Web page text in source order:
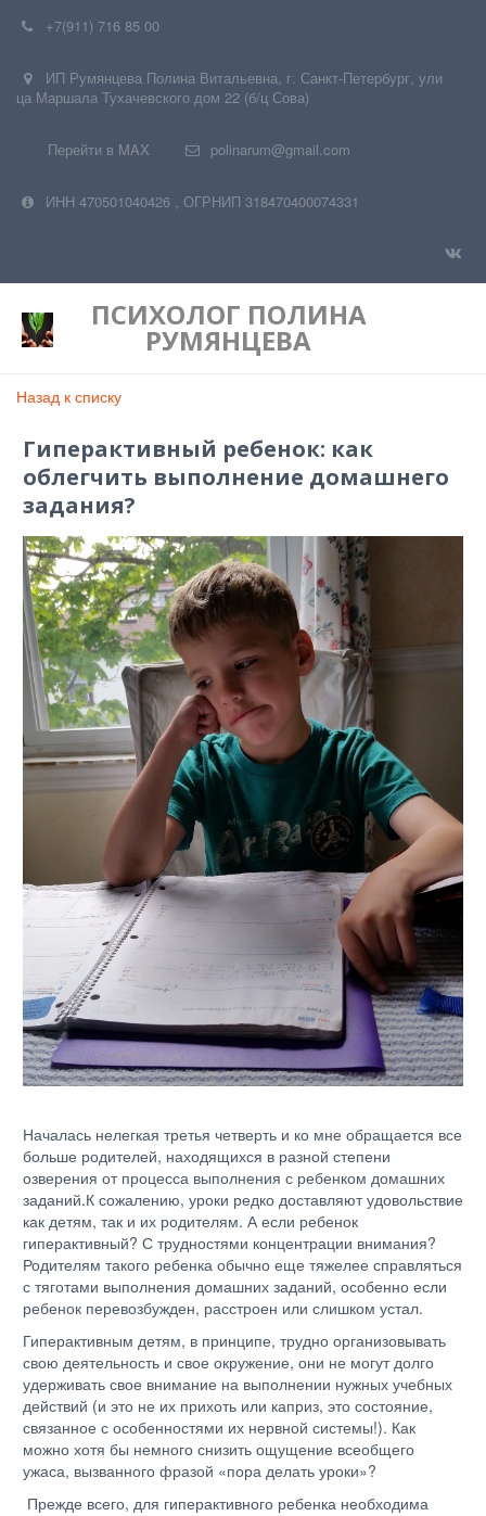
+7(911) 716 85 00
ИП Румянцева Полина Витальевна, г. Санкт-Петербург, ули
ца Маршала Тухачевского дом 22 (б/ц Сова)
Перейти в MAX polinarum@gmail.com
ИНН 470501040426 , ОГРНИП 318470400074331
ПСИХОЛОГ ПОЛИНА
РУМЯНЦЕВА
Назад к списку
Гиперактивный ребенок: как
облегчить выполнение домашнего
задания?
Началась нелегкая третья четверть и ко мне обращается все
больше родителей, находящихся в разной степени
озверения от процесса выполнения с ребенком домашних
заданий.К сожалению, уроки редко доставляют удовольствие
как детям, так и их родителям. А если ребенок
гиперактивный? С трудностями концентрации внимания?
Родителям такого ребенка обычно еще тяжелее справляться
с тяготами выполнения домашних заданий, особенно если
ребенок перевозбужден, расстроен или слишком устал.
Гиперактивным детям, в принципе, трудно организовывать
свою деятельность и свое окружение, они не могут долго
удерживать свое внимание на выполнении нужных учебных
действий (и это не их прихоть или каприз, это состояние,
связанное с особенностями их нервной системы!). Как
можно хотя бы немного снизить ощущение всеобщего
ужаса, вызванного фразой «пора делать уроки»?
Прежде всего, для гиперактивного ребенка необходима